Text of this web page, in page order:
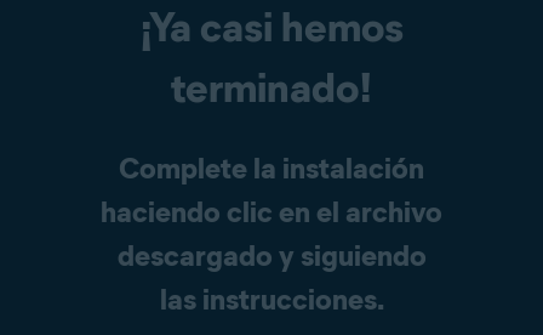
¡Ya casi hemos
terminado!
Complete la instalación
haciendo clic en el archivo
descargado y siguiendo
las instrucciones.